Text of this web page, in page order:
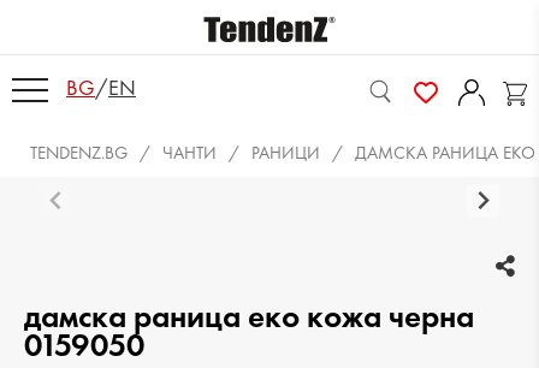
BG/EN
TENDENZ.BG ЧАНТИ РАНИЦИ ДАМСКА РАНИЦА ЕКО
дамска раница еко кожа черна
0159050